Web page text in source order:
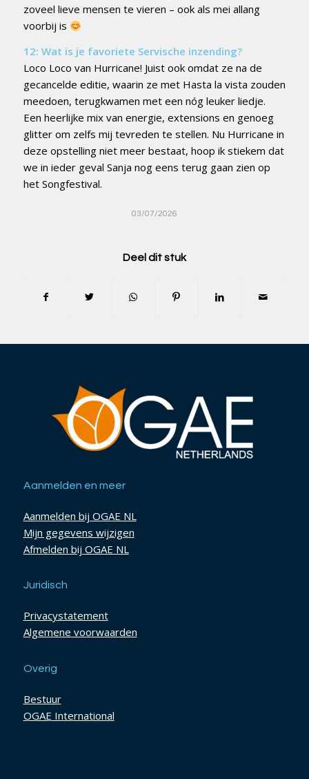
zoveel lieve mensen te vieren – ook als mei allang
voorbij is
12: Wat is je favoriete Servische inzending?
Loco Loco van Hurricane! Juist ook omdat ze na de
gecancelde editie, waarin ze met Hasta la vista zouden
meedoen, terugkwamen met een nóg leuker liedje.
Een heerlijke mix van energie, extensions en genoeg
glitter om zelfs mij tevreden te stellen. Nu Hurricane in
deze opstelling niet meer bestaat, hoop ik stiekem dat
we in ieder geval Sanja nog eens terug gaan zien op
het Songfestival.
03/07/2026
Deel dit stuk
Aanmelden en meer
Aanmelden bij OGAE NL
Mijn gegevens wijzigen
Afmelden bij OGAE NL
Juridisch
Privacystatement
Algemene voorwaarden
Overig
Bestuur
OGAE International